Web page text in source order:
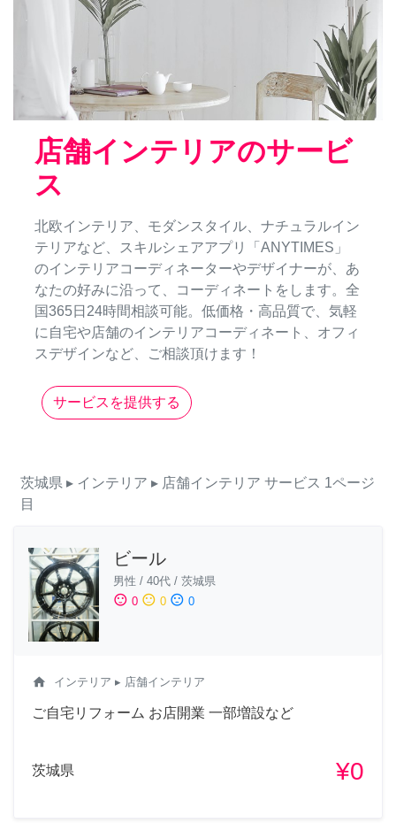
店舗インテリアのサービ
ス
北欧インテリア、モダンスタイル、ナチュラルイン
テリアなど、スキルシェアアプリ「ANYTIMES」
のインテリアコーディネーターやデザイナーが、あ
なたの好みに沿って、コーディネートをします。全
国365日24時間相談可能。低価格・高品質で、気軽
に自宅や店舗のインテリアコーディネート、オフィ
スデザインなど、ご相談頂けます！
サービスを提供する
茨城県 ▸ インテリア ▸ 店舗インテリア サービス 1ページ
目
ビール
男性 / 40代 / 茨城県
sentiment_satisfied 0 sentiment_neutral 0 sentiment_dissatisfied 0
home インテリア ▸ 店舗インテリア
ご自宅リフォーム お店開業 一部増設など
茨城県 ¥0